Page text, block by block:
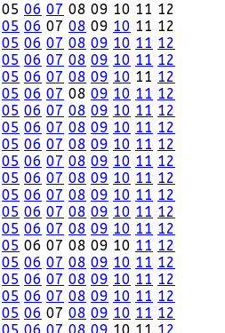
05 06 07 08 09 10 11 12
05 06 07 08 09 10 11 12
05 06 07 08 09 10 11 12
05 06 07 08 09 10 11 12
05 06 07 08 09 10 11 12
05 06 07 08 09 10 11 12
05 06 07 08 09 10 11 12
05 06 07 08 09 10 11 12
05 06 07 08 09 10 11 12
05 06 07 08 09 10 11 12
05 06 07 08 09 10 11 12
05 06 07 08 09 10 11 12
05 06 07 08 09 10 11 12
05 06 07 08 09 10 11 12
05 06 07 08 09 10 11 12
05 06 07 08 09 10 11 12
05 06 07 08 09 10 11 12
05 06 07 08 09 10 11 12
05 06 07 08 09 10 11 12